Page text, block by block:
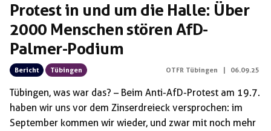
Protest in und um die Halle: Über
2000 Menschen stören AfD-
Palmer-Podium
Bericht Tübingen OTFR Tübingen 06.09.25
Tübingen, was war das? – Beim Anti-AfD-Protest am 19.7.
haben wir uns vor dem Zinserdreieck versprochen: im
September kommen wir wieder, und zwar mit noch mehr